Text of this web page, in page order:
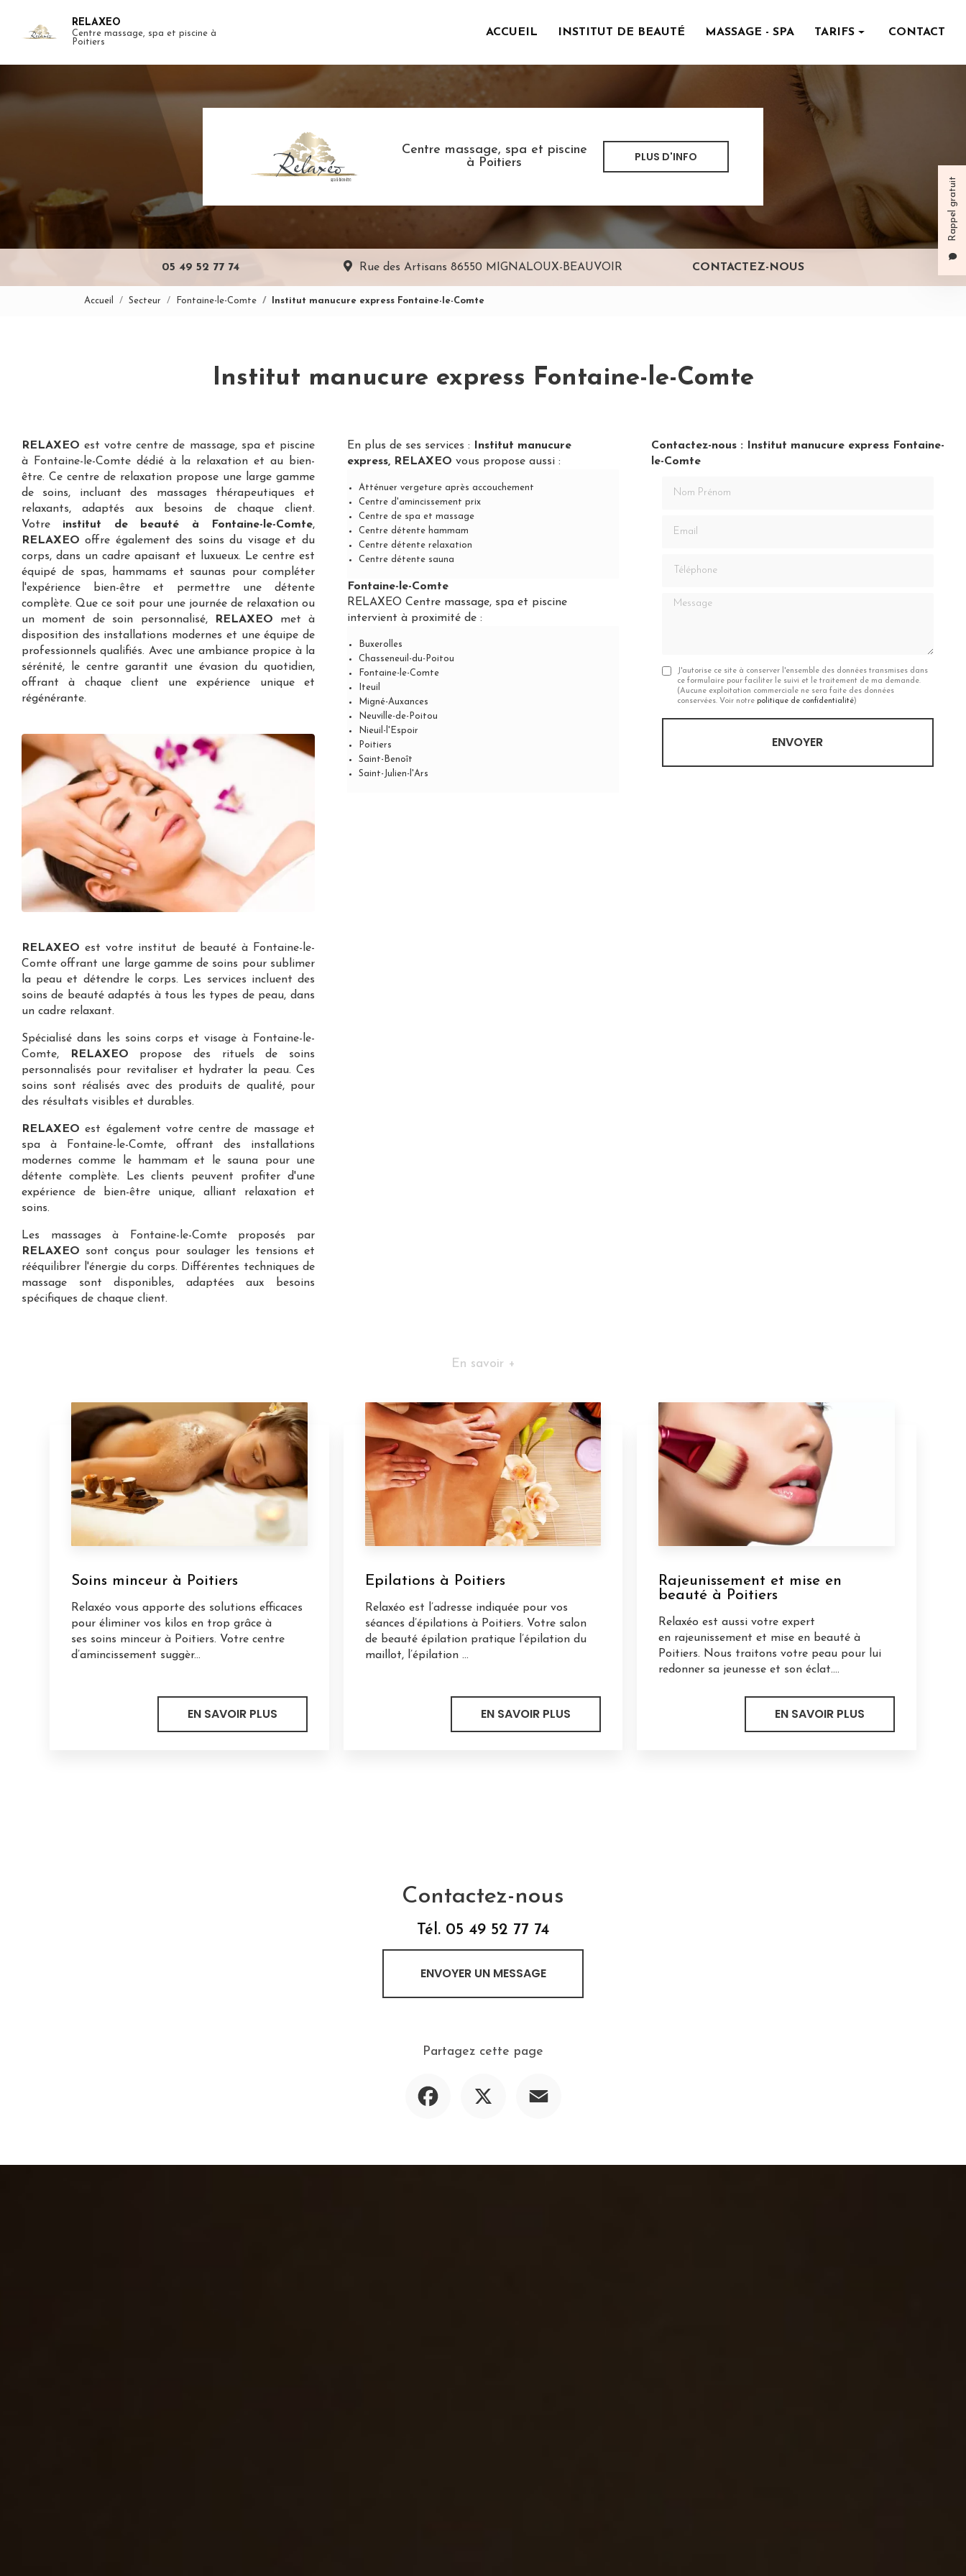
contenu
RELAXEO
Centre massage, spa et piscine à
Poitiers
Rappel gratuit
ACCUEIL INSTITUT DE BEAUTÉ MASSAGE - SPA TARIFS
Massage - spa
CONTACT
Centre massage, spa et piscine
à Poitiers
PLUS D'INFO
05 49 52 77 74 Rue des Artisans 86550 MIGNALOUX-BEAUVOIR CONTACTEZ-NOUS
Accueil Secteur Fontaine-le-Comte Institut manucure express Fontaine-le-Comte
Institut manucure express Fontaine-le-Comte
RELAXEO est votrecentre de massage, spa et piscine
à Fontaine-le-Comtedédié à la relaxation et au bien-
être. Ce centre de relaxation propose une large gamme
de soins, incluant des massages thérapeutiques et
relaxants, adaptés aux besoins de chaque client.
Votre institut de beauté à Fontaine-le-Comte,
RELAXEO offre également des soins du visage et du
corps, dans un cadre apaisant et luxueux. Le centre est
équipé de spas, hammams et saunas pour compléter
l'expérience bien-être et permettre une détente
complète. Que ce soit pour une journée de relaxation ou
un moment de soin personnalisé,RELAXEO met à
disposition des installations modernes et une équipe de
professionnels qualifiés. Avec une ambiance propice à la
sérénité, le centre garantit une évasion du quotidien,
offrant à chaque client une expérience unique et
régénérante.
RELAXEO est votre institut de beauté à Fontaine-le-
Comte offrant une large gamme de soins pour sublimer
la peau et détendre le corps. Les services incluent des
soins de beauté adaptés à tous les types de peau, dans
un cadre relaxant.
Spécialisé dans les soins corps et visage à Fontaine-le-
Comte, RELAXEO propose des rituels de soins
personnalisés pour revitaliser et hydrater la peau. Ces
soins sont réalisés avec des produits de qualité, pour
des résultats visibles et durables.
RELAXEO est également votrecentre de massage et
spa à Fontaine-le-Comte, offrant des installations
modernes comme le hammam et le sauna pour une
détente complète. Les clients peuvent profiter d'une
expérience de bien-être unique, alliant relaxation et
soins.
Les massages à Fontaine-le-Comteproposés par
RELAXEO sont conçus pour soulager les tensions et
rééquilibrer l'énergie du corps. Différentes techniques de
massage sont disponibles, adaptées aux besoins
spécifiques de chaque client.
En plus de ses services :
Institut manucure
express, RELAXEO vous propose aussi :
Atténuer vergeture après accouchement
Centre d'amincissement prix
Centre de spa et massage
Centre détente hammam
Centre détente relaxation
Centre détente sauna
Fontaine-le-Comte
RELAXEO Centre massage, spa et piscine
intervient à proximité de :
Buxerolles
Chasseneuil-du-Poitou
Fontaine-le-Comte
Iteuil
Migné-Auxances
Neuville-de-Poitou
Nieuil-l'Espoir
Poitiers
Saint-Benoît
Saint-Julien-l'Ars
Contactez-nous : Institut manucure express Fontaine-
le-Comte
Message
J'autorise ce site à conserver l'ensemble des données transmises dans
ce formulaire pour faciliter le suivi et le traitement de ma demande.
(Aucune exploitation commerciale ne sera faite des données
conservées. Voir notre politique de confidentialité)
En savoir +
Soins minceur à Poitiers
Relaxéo vous apporte des solutions efficaces
pour éliminer vos kilos en trop grâce à
ses soins minceur à Poitiers. Votre centre
d’amincissement suggèr...
EN SAVOIR PLUS
Epilations à Poitiers
Relaxéo est l’adresse indiquée pour vos
séances d’épilations à Poitiers. Votre salon
de beauté épilation pratique l’épilation du
maillot, l’épilation ...
EN SAVOIR PLUS
Rajeunissement et mise en
beauté à Poitiers
Relaxéo est aussi votre expert
en rajeunissement et mise en beauté à
Poitiers. Nous traitons votre peau pour lui
redonner sa jeunesse et son éclat....
EN SAVOIR PLUS
Contactez-nous
Tél. 05 49 52 77 74
ENVOYER UN MESSAGE
Partagez cette page